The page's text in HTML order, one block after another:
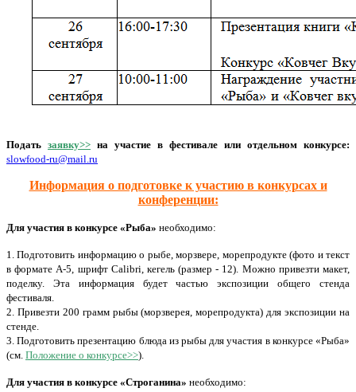
Подать заявку>> на участие в фестивале или отдельном конкурсе:
slowfood-ru@mail.ru
Информация о подготовке к участию в конкурсах и
конференции:
Для участия в конкурсе «Рыба» необходимо:
1. Подготовить информацию о рыбе, морзвере, морепродукте (фото и текст
в формате А-5, шрифт Calibri, кегель (размер - 12). Можно привезти макет,
поделку. Эта информация будет частью экспозиции общего стенда
фестиваля.
2. Привезти 200 грамм рыбы (морзверея, морепродукта) для экспозиции на
стенде.
3. Подготовить презентацию блюда из рыбы для участия в конкурсе «Рыба»
(см. Положение о конкурсе>>).
Для участия в конкурсе «Строганина» необходимо: